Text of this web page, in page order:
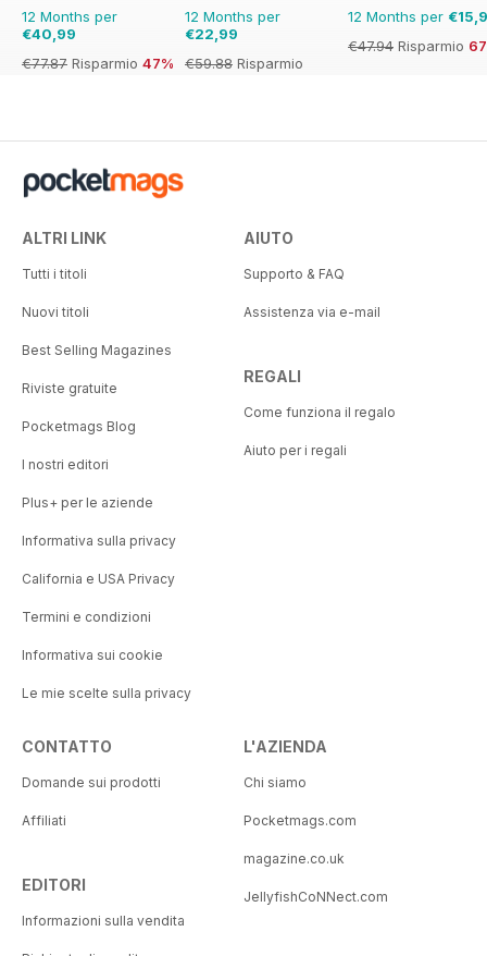
12 Months per
€40,99
€77.87 Risparmio 47%
12 Months per
€22,99
€59.88 Risparmio
12 Months per
€47.94 Risparmio
ALTRI LINK
Tutti i titoli
Nuovi titoli
Best Selling Magazines
Riviste gratuite
Pocketmags Blog
I nostri editori
Plus+ per le aziende
Informativa sulla privacy
California e USA Privacy
Termini e condizioni
Informativa sui cookie
Le mie scelte sulla privacy
AIUTO
Supporto & FAQ
Assistenza via e-mail
REGALI
Come funziona il regalo
Aiuto per i regali
CONTATTO
Domande sui prodotti
Affiliati
EDITORI
Informazioni sulla vendita
L'AZIENDA
Chi siamo
Pocketmags.com
magazine.co.uk
JellyfishCoNNect.com